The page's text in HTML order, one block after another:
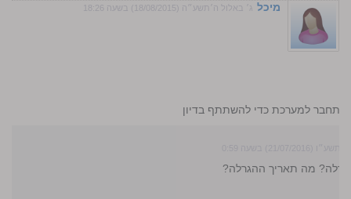
מיכל ג׳ באלול ה׳תשע״ה (18/08/2015) בשעה 18:26
התחבר למערכת כדי להשתתף בדיון
מה תאריך ההגרלה?